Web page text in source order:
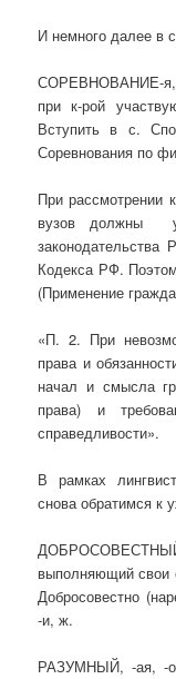
И немного далее в
СОРЕВНОВАНИЕ-я,
при к-рой
Вступить в с.
Соревнования по
При рассмотрении
вузов должны
законодательства
Кодекса РФ.
(Применение
«П. 2. При
права и
начал и смысла
права) и
справедливости».
В рамках
снова обратимся к
выполняющий свои
Добросовестно
-и, ж.
РАЗУМНЫЙ, -ая, -